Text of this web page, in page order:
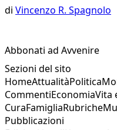
di Vincenzo R. Spagnolo
Abbonati ad Avvenire
Sezioni del sito
HomeAttualitàPolitica
CommentiEconomiaVita
CuraFamigliaRubriche
Pubblicazioni